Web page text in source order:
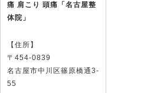
痛 肩こり 頭痛 「名古屋整
体院」
【住所】
〒454-0839
名古屋市中川区篠原橋通3-
55